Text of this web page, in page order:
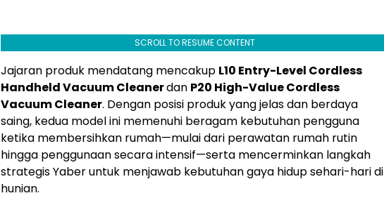
SCROLL TO RESUME CONTENT
Jajaran produk mendatang mencakup L10 Entry-Level Cordless
Handheld Vacuum Cleanerdan P20 High-Value Cordless
Vacuum Cleaner. Dengan posisi produk yang jelas dan berdaya
saing, kedua model ini memenuhi beragam kebutuhan pengguna
ketika membersihkan rumah—mulai dari perawatan rumah rutin
hingga penggunaan secara intensif—serta mencerminkan langkah
strategis Yaber untuk menjawab kebutuhan gaya hidup sehari-hari di
hunian.